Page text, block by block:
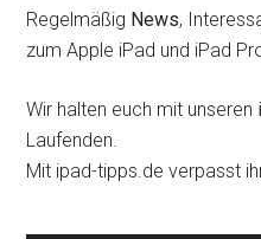
Regelmäßig News,
zum Apple iPad und iPad
Wir halten euch mit unseren
Laufenden.
Mit ipad-tipps.de verpasst